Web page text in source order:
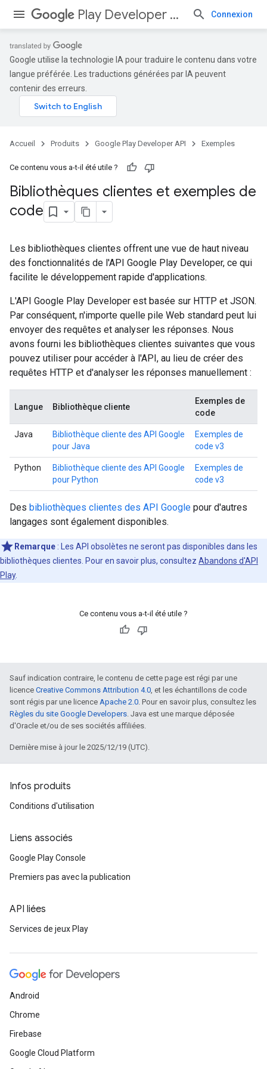
Play Developer API Connexion
Google utilise la technologie IA pour traduire le contenu dans votre
langue préférée. Les traductions générées par IA peuvent
contenir des erreurs.
Accueil Produits Google Play Developer API Exemples
Ce contenu vous a-t-il été utile ?
Bibliothèques clientes et exemples de
code
Les bibliothèques clientes offrent une vue de haut niveau
des fonctionnalités de l'API Google Play Developer, ce qui
facilite le développement rapide d'applications.
L'API Google Play Developer est basée sur HTTP et JSON.
Par conséquent, n'importe quelle pile Web standard peut lui
envoyer des requêtes et analyser les réponses. Nous
avons fourni les bibliothèques clientes suivantes que vous
pouvez utiliser pour accéder à l'API, au lieu de créer des
requêtes HTTP et d'analyser les réponses manuellement :
Langue Bibliothèque cliente
Exemples de
code
Java
Bibliothèque cliente des API Google
pour Java
Exemples de
code v3
Python
Bibliothèque cliente des API Google
pour Python
Exemples de
code v3
Des bibliothèques clientes des API Google pour d'autres
langages sont également disponibles.
Remarque : Les API obsolètes ne seront pas disponibles dans les
bibliothèques clientes. Pour en savoir plus, consultez Abandons d'API
Play.
Ce contenu vous a-t-il été utile ?
Sauf indication contraire, le contenu de cette page est régi par une
licence Creative Commons Attribution 4.0, et les échantillons de code
sont régis par une licence Apache 2.0. Pour en savoir plus, consultez les
Règles du site Google Developers. Java est une marque déposée
d'Oracle et/ou de ses sociétés affiliées.
Dernière mise à jour le 2025/12/19 (UTC).
Infos produits
Conditions d'utilisation
Liens associés
Google Play Console
Premiers pas avec la publication
API liées
Services de jeux Play
Android
Chrome
Firebase
Google Cloud Platform